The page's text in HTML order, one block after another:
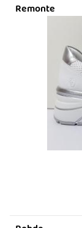
Remonte